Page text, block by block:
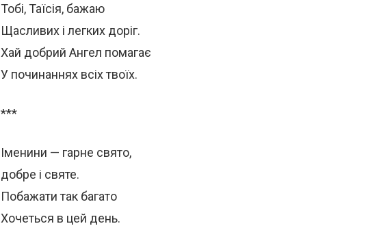
Тобі, Таїсія, бажаю
Щасливих і легких доріг.
Хай добрий Ангел помагає
У починаннях всіх твоїх.
***
Іменини — гарне свято,
добре і святе.
Побажати так багато
Хочеться в цей день.